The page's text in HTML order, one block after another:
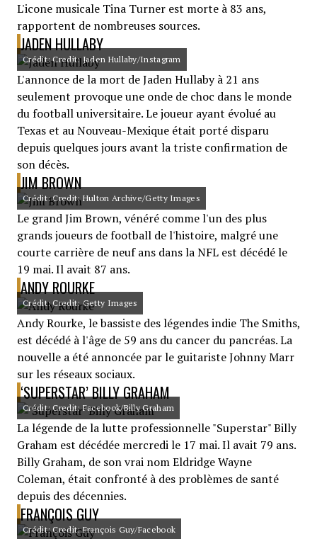
L'icone musicale Tina Turner est morte à 83 ans,
rapportent de nombreuses sources.
JADEN HULLABY
Crédit: Credit: Jaden Hullaby/Instagram
L'annonce de la mort de Jaden Hullaby à 21 ans
seulement provoque une onde de choc dans le monde
du football universitaire. Le joueur ayant évolué au
Texas et au Nouveau-Mexique était porté disparu
depuis quelques jours avant la triste confirmation de
son décès.
JIM BROWN
Crédit: Credit: Hulton Archive/Getty Images
Le grand Jim Brown, vénéré comme l'un des plus
grands joueurs de football de l'histoire, malgré une
courte carrière de neuf ans dans la NFL est décédé le
19 mai. Il avait 87 ans.
ANDY ROURKE
Crédit: Credit: Getty Images
Andy Rourke, le bassiste des légendes indie The Smiths,
est décédé à l'âge de 59 ans du cancer du pancréas. La
nouvelle a été annoncée par le guitariste Johnny Marr
sur les réseaux sociaux.
‘SUPERSTAR’ BILLY GRAHAM
Crédit: Credit: Facebook/Billy Graham
La légende de la lutte professionnelle "Superstar" Billy
Graham est décédée mercredi le 17 mai. Il avait 79 ans.
Billy Graham, de son vrai nom Eldridge Wayne
Coleman, était confronté à des problèmes de santé
depuis des décennies.
FRANÇOIS GUY
Crédit: Credit: François Guy/Facebook